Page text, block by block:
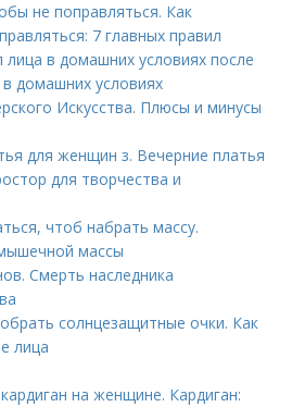
не поправляться. Как
7 главных правил
лица в домашних условиях после
домашних условиях
Искусства. Плюсы и минусы
для женщин з. Вечерние платья
для творчества и
чтоб набрать массу.
массы
Смерть наследника
солнцезащитные очки. Как
лица
на женщине. Кардиган: